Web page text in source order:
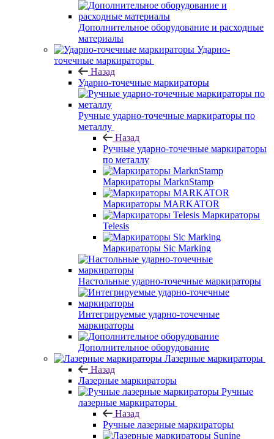
Дополнительное оборудование и расходные
материалы
Ударно-
точечные маркираторы
Назад
Ударно-точечные маркираторы
Ручные ударно-точечные маркираторы по
металлу
Назад
Ручные ударно-точечные маркираторы
по металлу
Маркираторы MarknStamp
Маркираторы MARKATOR
Маркираторы
Telesis
Маркираторы Sic Marking
Настольные ударно-точечные маркираторы
Интегрируемые ударно-точечные
маркираторы
Дополнительное оборудование
Лазерные маркираторы
Назад
Лазерные маркираторы
Ручные
лазерные маркираторы
Назад
Ручные лазерные маркираторы